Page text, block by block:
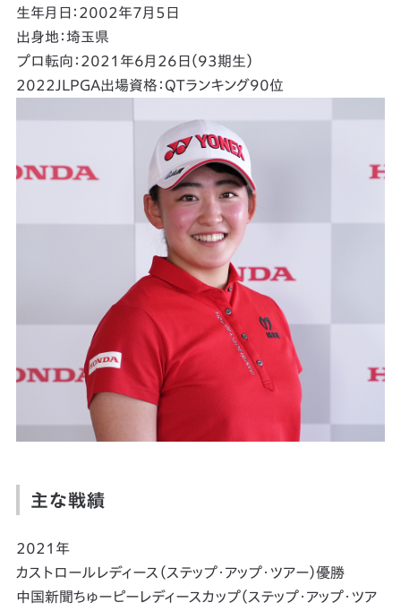
生年月日：2002年7月5日
出身地：埼玉県
プロ転向：2021年6月26日（93期生）
2022JLPGA出場資格：QTランキング90位
主な戦績
2021年
カストロールレディース（ステップ・アップ・ツアー）優勝
中国新聞ちゅーピーレディースカップ（ステップ・アップ・ツア